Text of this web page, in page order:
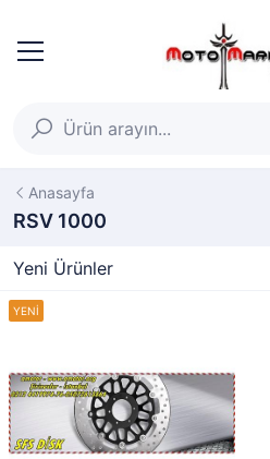
Anasayfa
RSV 1000
Yeni Ürünler